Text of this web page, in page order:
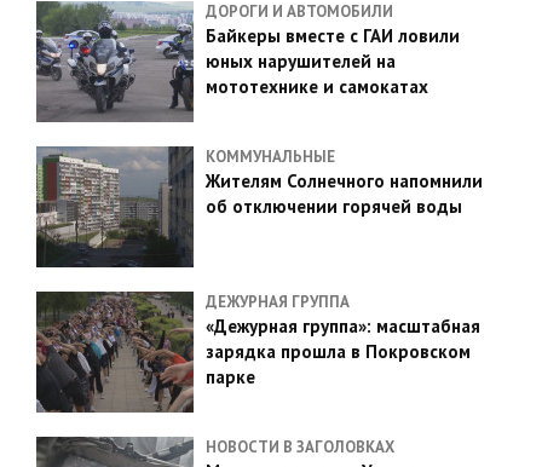
ДОРОГИ И АВТОМОБИЛИ
Байкеры вместе с ГАИ ловили
юных нарушителей на
мототехнике и самокатах
КОММУНАЛЬНЫЕ
Жителям Солнечного напомнили
об отключении горячей воды
ДЕЖУРНАЯ ГРУППА
«Дежурная группа»: масштабная
зарядка прошла в Покровском
парке
НОВОСТИ В ЗАГОЛОВКАХ